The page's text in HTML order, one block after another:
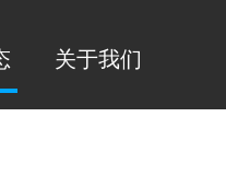
关于我们